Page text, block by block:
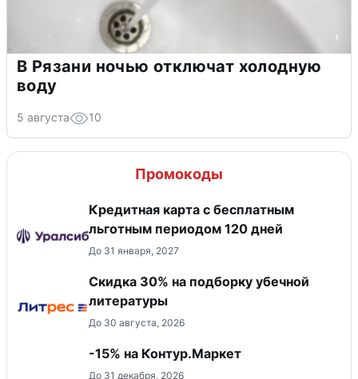
В Рязани ночью отключат холодную
воду
5 августа 10
Промокоды
Кредитная карта с бесплатным
льготным периодом 120 дней
До 31 января, 2027
Скидка 30% на подборку убечной
литературы
До 30 августа, 2026
-15% на Контур.Маркет
До 31 декабря, 2026